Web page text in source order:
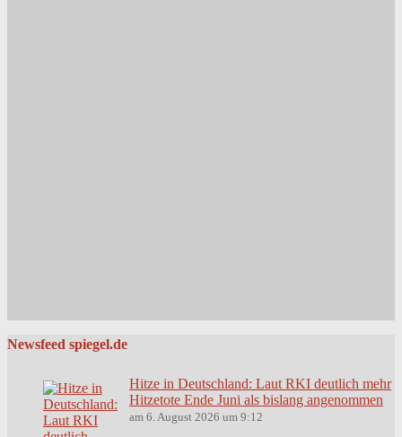
Newsfeed spiegel.de
Hitze in Deutschland: Laut RKI deutlich mehr
Hitzetote Ende Juni als bislang angenommen
am 6. August 2026 um 9:12